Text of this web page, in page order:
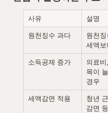
사유 설명
원천징수 과다
원천
세액
소득공제 증가
의료
목이
경우
세액감면 적용
청년
감면